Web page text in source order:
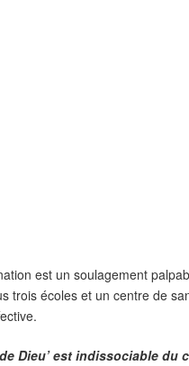
est un soulagement
trois écoles et un centre de
Dieu’ est indissociable